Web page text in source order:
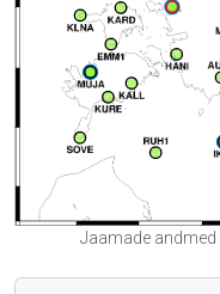
Jaamade